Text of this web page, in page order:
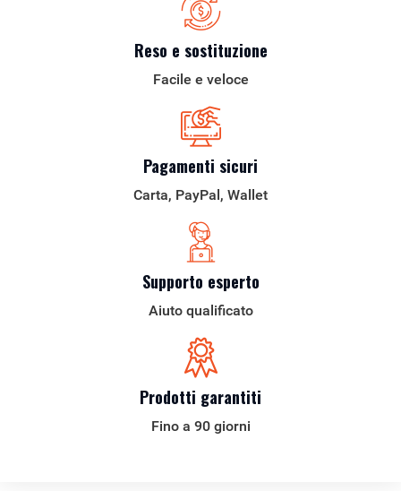
Reso e sostituzione
Facile e veloce
Pagamenti sicuri
Carta, PayPal, Wallet
Supporto esperto
Aiuto qualificato
Prodotti garantiti
Fino a 90 giorni